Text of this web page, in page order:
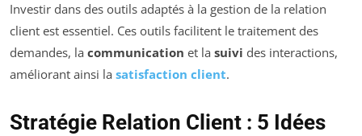
Investir dans des outils adaptés à la gestion de la relation
client est essentiel. Ces outils facilitent le traitement des
demandes, la communication et la suivi des interactions,
améliorant ainsi la satisfaction client.
Stratégie Relation Client : 5 Idées